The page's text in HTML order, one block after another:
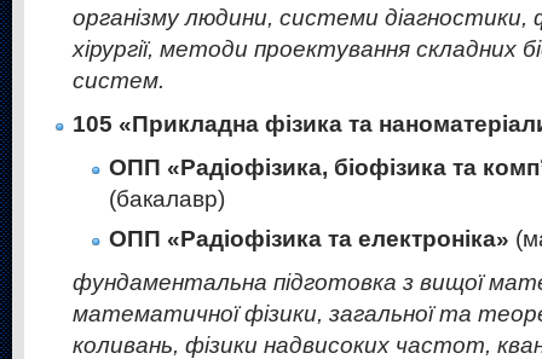
організму людини, системи діагностики,
хірургії, методи проектування складних
систем.
105 «Прикладна фізика та
ОПП «Радіофізика, біофізика та
(бакалавр)
ОПП «Радіофізика та електроніка»
фундаментальна підготовка з вищої
математичної фізики, загальної та
коливань, фізики надвисоких частот,